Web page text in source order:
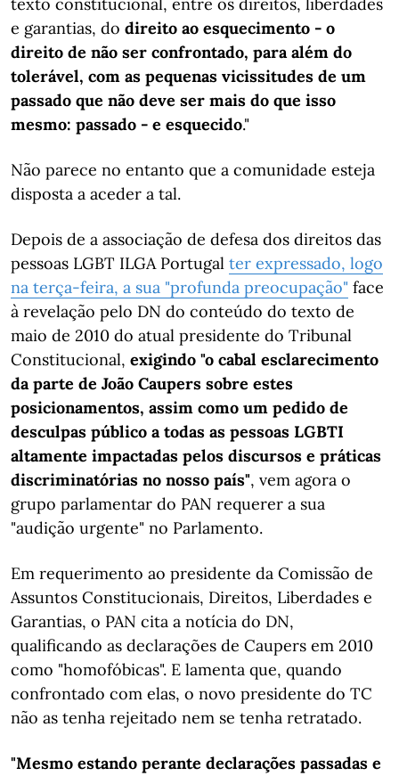
e garantias, do direito ao esquecimento - o
direito de não ser confrontado, para além do
tolerável, com as pequenas vicissitudes de um
passado que não deve ser mais do que isso
mesmo: passado - e esquecido."
Não parece no entanto que a comunidade esteja
disposta a aceder a tal.
Depois de a associação de defesa dos direitos das
pessoas LGBT ILGA Portugal ter expressado, logo
na terça-feira, a sua "profunda preocupação" face
à revelação pelo DN do conteúdo do texto de
maio de 2010 do atual presidente do Tribunal
Constitucional, exigindo "o cabal esclarecimento
da parte de João Caupers sobre estes
posicionamentos, assim como um pedido de
desculpas público a todas as pessoas LGBTI
altamente impactadas pelos discursos e práticas
discriminatórias no nosso país", vem agora o
grupo parlamentar do PAN requerer a sua
"audição urgente" no Parlamento.
Em requerimento ao presidente da Comissão de
Assuntos Constitucionais, Direitos, Liberdades e
Garantias, o PAN cita a notícia do DN,
qualificando as declarações de Caupers em 2010
como "homofóbicas". E lamenta que, quando
confrontado com elas, o novo presidente do TC
não as tenha rejeitado nem se tenha retratado.
"Mesmo estando perante declarações passadas e